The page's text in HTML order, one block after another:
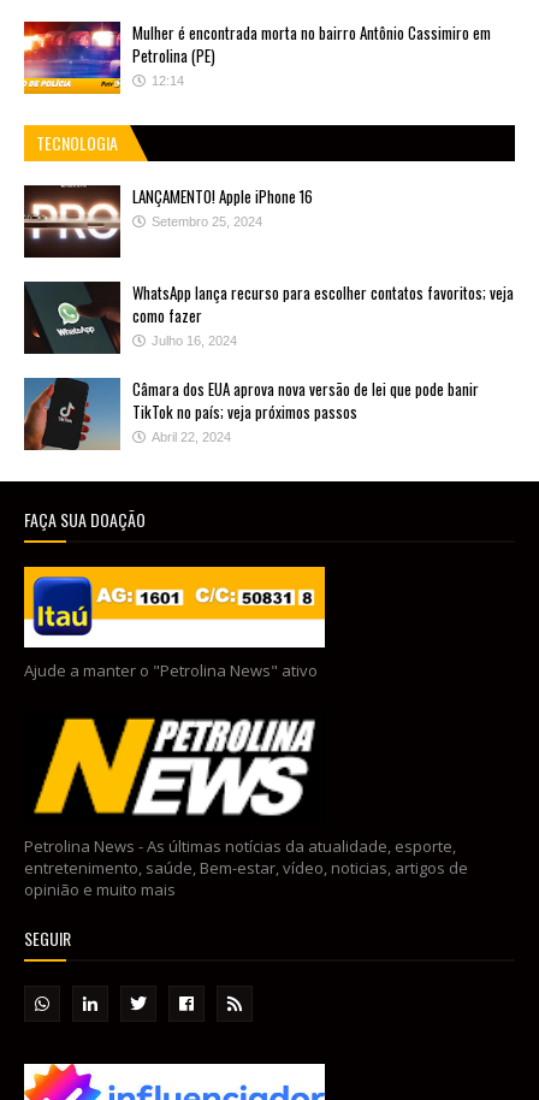
Mulher é encontrada morta no bairro Antônio Cassimiro em
Petrolina (PE)
12:14
TECNOLOGIA
LANÇAMENTO! Apple iPhone 16
Setembro 25, 2024
WhatsApp lança recurso para escolher contatos favoritos; veja
como fazer
Julho 16, 2024
Câmara dos EUA aprova nova versão de lei que pode banir
TikTok no país; veja próximos passos
Abril 22, 2024
FAÇA SUA DOAÇÃO
Ajude a manter o "Petrolina News" ativo
Petrolina News - As últimas notícias da atualidade, esporte,
entretenimento, saúde, Bem-estar, vídeo, noticias, artigos de
opinião e muito mais
SEGUIR